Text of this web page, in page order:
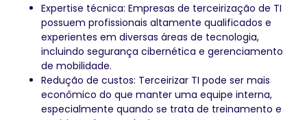
Expertise técnica: Empresas de terceirização de TI
possuem profissionais altamente qualificados e
experientes em diversas áreas de tecnologia,
incluindo segurança cibernética e gerenciamento
de mobilidade.
Redução de custos: Terceirizar TI pode ser mais
econômico do que manter uma equipe interna,
especialmente quando se trata de treinamento e